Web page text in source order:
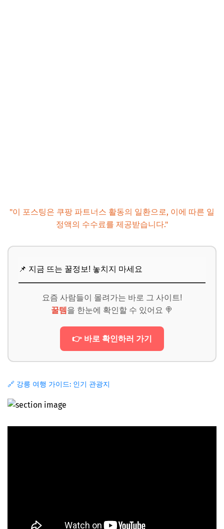
"이 포스팅은 쿠팡 파트너스 활동의 일환으로, 이에 따른 일
정액의 수수료를 제공받습니다."
📌 지금 뜨는 꿀정보! 놓치지 마세요
요즘 사람들이 몰려가는 바로 그 사이트!
꿀템 을 한눈에 확인할 수 있어요 🍭
👉 바로 확인하러 가기
🔗 강릉 여행 가이드: 인기 관광지